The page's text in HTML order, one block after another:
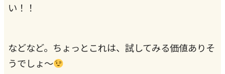
い！！
などなど。ちょっとこれは、試してみる価値ありそ
うでしょ～